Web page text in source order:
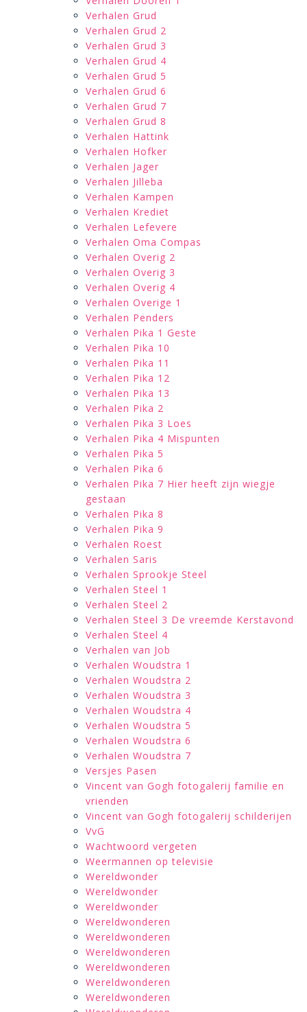
Verhalen Grud
Verhalen Grud 2
Verhalen Grud 3
Verhalen Grud 4
Verhalen Grud 5
Verhalen Grud 6
Verhalen Grud 7
Verhalen Grud 8
Verhalen Hattink
Verhalen Hofker
Verhalen Jager
Verhalen Jilleba
Verhalen Kampen
Verhalen Krediet
Verhalen Lefevere
Verhalen Oma Compas
Verhalen Overig 2
Verhalen Overig 3
Verhalen Overig 4
Verhalen Overige 1
Verhalen Penders
Verhalen Pika 1 Geste
Verhalen Pika 10
Verhalen Pika 11
Verhalen Pika 12
Verhalen Pika 13
Verhalen Pika 2
Verhalen Pika 3 Loes
Verhalen Pika 4 Mispunten
Verhalen Pika 5
Verhalen Pika 6
Verhalen Pika 7 Hier heeft zijn wiegje
gestaan
Verhalen Pika 8
Verhalen Pika 9
Verhalen Roest
Verhalen Saris
Verhalen Sprookje Steel
Verhalen Steel 1
Verhalen Steel 2
Verhalen Steel 3 De vreemde Kerstavond
Verhalen Steel 4
Verhalen van Job
Verhalen Woudstra 1
Verhalen Woudstra 2
Verhalen Woudstra 3
Verhalen Woudstra 4
Verhalen Woudstra 5
Verhalen Woudstra 6
Verhalen Woudstra 7
Versjes Pasen
Vincent van Gogh fotogalerij familie en
vrienden
Vincent van Gogh fotogalerij schilderijen
VvG
Wachtwoord vergeten
Weermannen op televisie
Wereldwonder
Wereldwonder
Wereldwonder
Wereldwonderen
Wereldwonderen
Wereldwonderen
Wereldwonderen
Wereldwonderen
Wereldwonderen